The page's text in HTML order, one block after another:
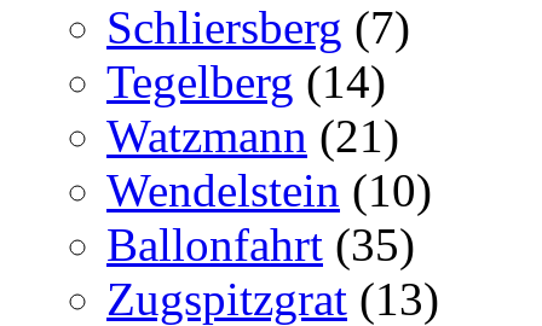
Schliersberg (7)
Tegelberg (14)
Watzmann (21)
Wendelstein (10)
Ballonfahrt (35)
Zugspitzgrat (13)